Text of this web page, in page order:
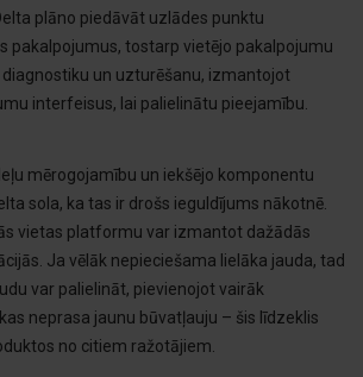
plāno piedāvāt uzlādes punktu
pakalpojumus, tostarp vietējo pakalpojumu
un uzturēšanu, izmantojot
interfeisus, lai palielinātu pieejamību.
mērogojamību un iekšējo komponentu
sola, ka tas ir drošs ieguldījums nākotnē.
vietas platformu var izmantot dažādās
Ja vēlāk nepieciešama lielāka jauda, tad
var palielināt, pievienojot vairāk
neprasa jaunu būvatļauju – šis līdzeklis
no citiem ražotājiem.